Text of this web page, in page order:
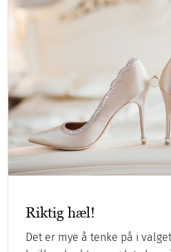
Riktig hæl!
Det er mye å tenke på i